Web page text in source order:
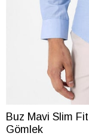
Buz Mavi Slim
Gömlek